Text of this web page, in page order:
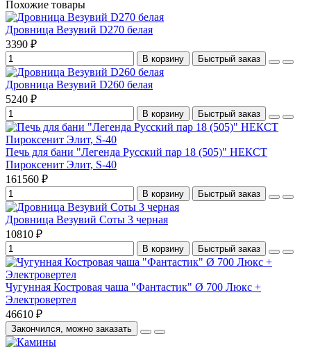
Похожие товары
Дровница Везувий D270 белая
3390 ₽
В корзину Быстрый заказ
Дровница Везувий D260 белая
5240 ₽
В корзину Быстрый заказ
Печь для бани "Легенда Русский пар 18 (505)" НЕКСТ
Пироксенит Элит, S-40
161560 ₽
В корзину Быстрый заказ
Дровница Везувий Соты 3 черная
10810 ₽
В корзину Быстрый заказ
Чугунная Костровая чаша "Фантастик" Ø 700 Люкс +
Электровертел
46610 ₽
Закончился, можно заказать